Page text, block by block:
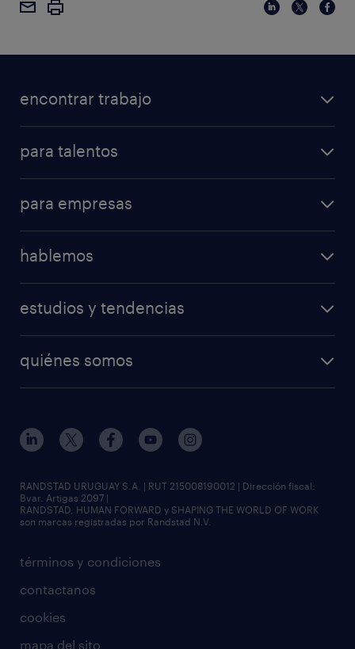
encontrar trabajo
para talentos
para empresas
hablemos
estudios y tendencias
quiénes somos
términos y condiciones
contactanos
cookies
mapa del sito
RANDSTAD URUGUAY S.A. | RUT 215008190012 | Dirección fiscal:
Bvar. Artigas 2097 |
RANDSTAD, HUMAN FORWARD y SHAPING THE WORLD OF WORK
son marcas registradas por Randstad N.V.